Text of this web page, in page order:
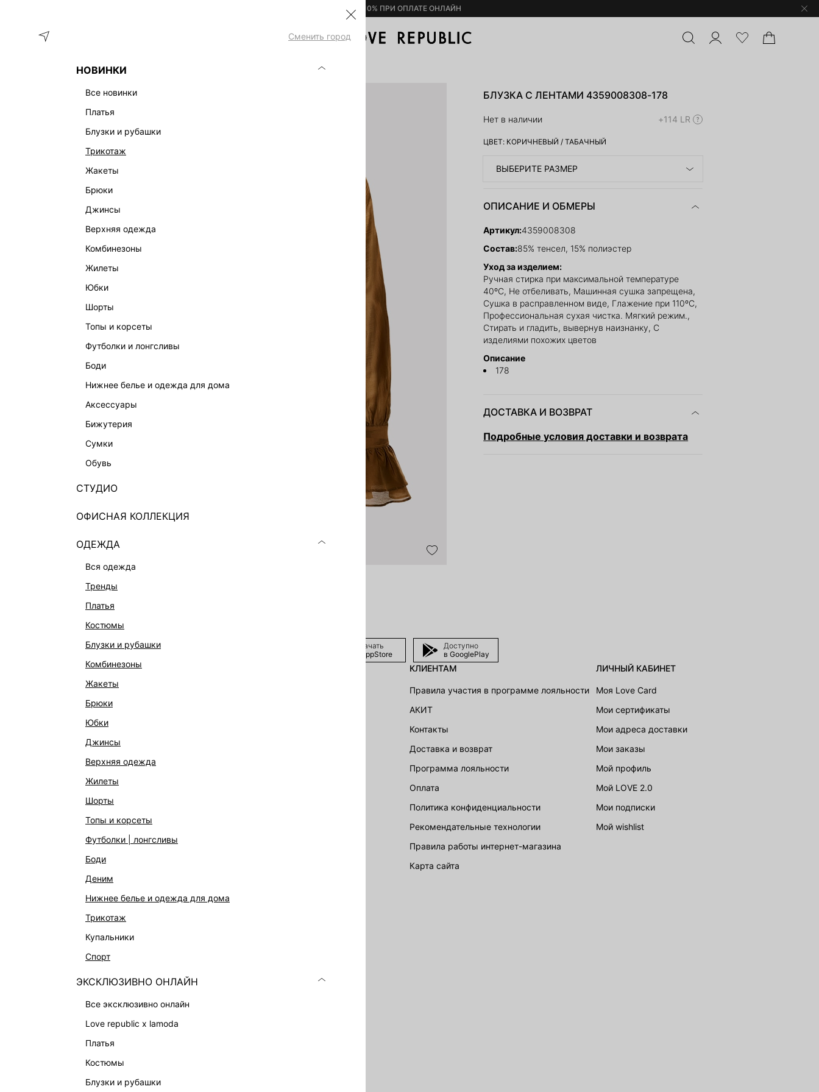
– 10% ПРИ ОПЛАТЕ ОНЛАЙН
Сменить город
НОВИНКИ
все новинки
платья
блузки и рубашки
трикотаж
жакеты
брюки
джинсы
верхняя одежда
комбинезоны
жилеты
юбки
шорты
топы и корсеты
футболки и лонгсливы
боди
нижнее белье и одежда для дома
аксессуары
бижутерия
сумки
обувь
СТУДИО
ОФИСНАЯ КОЛЛЕКЦИЯ
ОДЕЖДА
вся одежда
тренды
платья
костюмы
блузки и рубашки
комбинезоны
жакеты
брюки
юбки
джинсы
верхняя одежда
жилеты
шорты
топы и корсеты
футболки | лонгсливы
боди
деним
нижнее белье и одежда для дома
трикотаж
купальники
спорт
ЭКСКЛЮЗИВНО ОНЛАЙН
все эксклюзивно онлайн
love republic x lamoda
платья
костюмы
блузки и рубашки
ОДЕЖДА БЛУЗКА С ЛЕНТАМИ 4359008308-178
БЛУЗКА С ЛЕНТАМИ 4359008308-178
Нет в наличии +114 LR
ЦВЕТ: КОРИЧНЕВЫЙ /ТАБАЧНЫЙ
ВЫБЕРИТЕ РАЗМЕР
ОПИСАНИЕ И ОБМЕРЫ
Артикул:4359008308
Состав:85% тенсел, 15% полиэстер
Уход за изделием:
Ручная стирка при максимальной температуре
40ºС, Не отбеливать, Машинная сушка запрещена,
Сушка в расправленном виде, Глажение при 110ºС,
Профессиональная сухая чистка. Мягкий режим.,
Стирать и гладить, вывернув наизнанку, С
изделиями похожих цветов
Описание
178
ДОСТАВКА И ВОЗВРАТ
Подробные условия доставки и возврата
Скачать
в AppStore
Доступно
в GooglePlay
ОФИСНАЯ КОЛЛЕКЦИЯ
ЭКСКЛЮЗИВНО ОНЛАЙН
АКСЕССУАРЫ И УКРАШЕНИЯ
ФИНАЛЬНАЯ РАСПРОДАЖА
ПОДАРОЧНЫЕ СЕРТИФИКАТЫ
БАЛЬЗАМЫ-ТИНТЫ
ЛИМИТИРОВАННЫЕ КОЛЛЕКЦИИ
КАПСУЛЬНЫЙ ГАРДЕРОБ
БОХО-ШИК
В ОТТЕНКАХ СЕРОГО
LOVE REPUBLIC MAISON
ДАЙДЖЕСТ
КЛИЕНТАМ
Правила участия в программе лояльности
АКИТ
Контакты
Доставка и возврат
Программа лояльности
Оплата
Политика конфиденциальности
Рекомендательные технологии
Правила работы интернет-магазина
карта сайта
ЛИЧНЫЙ КАБИНЕТ
Моя Love Card
Мои сертификаты
Мои адреса доставки
Мои заказы
Мой профиль
Мой LOVE 2.0
Мои подписки
Мой wishlist